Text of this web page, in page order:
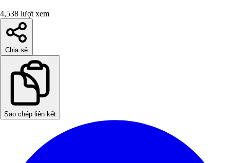
4,538 lượt xem
Chia sẻ
Sao chép liên kết